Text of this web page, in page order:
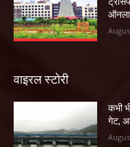
वाइरल स्टोरी
कभी
गेट,